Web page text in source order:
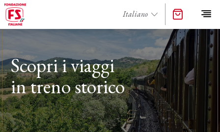
Scopri i viaggi
in treno storico